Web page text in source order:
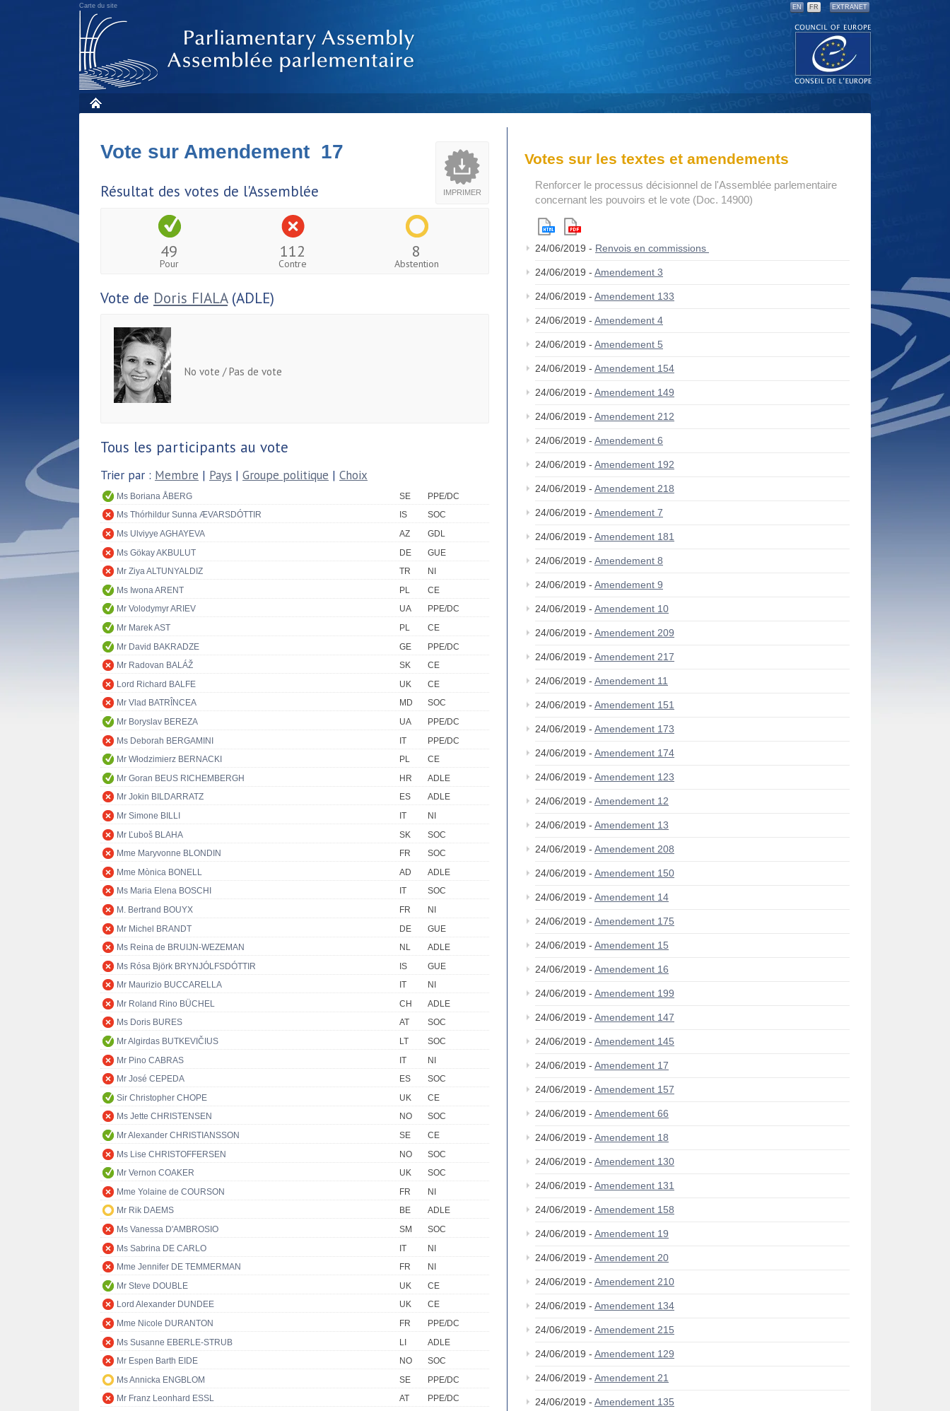
Carte du site EN FR EXTRANET
IMPRIMER
Vote sur Amendement 17
Résultat des votes de l'Assemblée
49
Pour
112
Contre
8
Abstention
Vote de Doris FIALA(ADLE)
No vote / Pas de vote
Tous les participants au vote
Trier par : Membre | Pays | Groupe politique | Choix
Ms Boriana ÅBERG SE
PPE/DC
Ms Thórhildur Sunna ÆVARSDÓTTIR
IS
SOC
Ms Ulviyye AGHAYEVA
AZ
GDL
Ms Gökay AKBULUT
DE
GUE
Mr Ziya ALTUNYALDIZ
TR
NI
Ms Iwona ARENT
PL
CE
Mr Volodymyr ARIEV
UA
PPE/DC
Mr Marek AST
PL
CE
Mr David BAKRADZE
GE
PPE/DC
Mr Radovan BALÁŽ
SK
CE
Lord Richard BALFE
UK
CE
Mr Vlad BATRÎNCEA
MD
SOC
Mr Boryslav BEREZA
UA
PPE/DC
Ms Deborah BERGAMINI
IT
PPE/DC
Mr Włodzimierz BERNACKI
PL
CE
Mr Goran BEUS RICHEMBERGH
HR
ADLE
Mr Jokin BILDARRATZ
ES
ADLE
Mr Simone BILLI
IT
NI
Mr Ľuboš BLAHA
SK
SOC
Mme Maryvonne BLONDIN
FR
SOC
Mme Mònica BONELL
AD
ADLE
Ms Maria Elena BOSCHI
IT
SOC
M. Bertrand BOUYX
FR
NI
Mr Michel BRANDT
DE
GUE
Ms Reina de BRUIJN-WEZEMAN
NL
ADLE
Ms Rósa Björk BRYNJÓLFSDÓTTIR
IS
GUE
Mr Maurizio BUCCARELLA
IT
NI
Mr Roland Rino BÜCHEL
CH
ADLE
Ms Doris BURES
AT
SOC
Mr Algirdas BUTKEVIČIUS
LT
SOC
Mr Pino CABRAS
IT
NI
Mr José CEPEDA
ES
SOC
Sir Christopher CHOPE
UK
CE
Ms Jette CHRISTENSEN
NO
SOC
Mr Alexander CHRISTIANSSON
SE
CE
Ms Lise CHRISTOFFERSEN
NO
SOC
Mr Vernon COAKER
UK
SOC
Mme Yolaine de COURSON
FR
NI
Mr Rik DAEMS
BE
ADLE
Ms Vanessa D'AMBROSIO
SM
SOC
Ms Sabrina DE CARLO
IT
NI
Mme Jennifer DE TEMMERMAN
FR
NI
Mr Steve DOUBLE
UK
CE
Lord Alexander DUNDEE
UK
CE
Mme Nicole DURANTON
FR
PPE/DC
Ms Susanne EBERLE-STRUB
LI
ADLE
Mr Espen Barth EIDE
NO
SOC
Ms Annicka ENGBLOM
SE
PPE/DC
Mr Franz Leonhard ESSL
AT
PPE/DC
Votes sur les textes et amendements
Renforcer le processus décisionnel de l'Assemblée parlementaire
concernant les pouvoirs et le vote (Doc. 14900)
24/06/2019 - Renvois en commissions
24/06/2019 - Amendement 3
24/06/2019 - Amendement 133
24/06/2019 - Amendement 4
24/06/2019 - Amendement 5
24/06/2019 - Amendement 154
24/06/2019 - Amendement 149
24/06/2019 - Amendement 212
24/06/2019 - Amendement 6
24/06/2019 - Amendement 192
24/06/2019 - Amendement 218
24/06/2019 - Amendement 7
24/06/2019 - Amendement 181
24/06/2019 - Amendement 8
24/06/2019 - Amendement 9
24/06/2019 - Amendement 10
24/06/2019 - Amendement 209
24/06/2019 - Amendement 217
24/06/2019 - Amendement 11
24/06/2019 - Amendement 151
24/06/2019 - Amendement 173
24/06/2019 - Amendement 174
24/06/2019 - Amendement 123
24/06/2019 - Amendement 12
24/06/2019 - Amendement 13
24/06/2019 - Amendement 208
24/06/2019 - Amendement 150
24/06/2019 - Amendement 14
24/06/2019 - Amendement 175
24/06/2019 - Amendement 15
24/06/2019 - Amendement 16
24/06/2019 - Amendement 199
24/06/2019 - Amendement 147
24/06/2019 - Amendement 145
24/06/2019 - Amendement 17
24/06/2019 - Amendement 157
24/06/2019 - Amendement 66
24/06/2019 - Amendement 18
24/06/2019 - Amendement 130
24/06/2019 - Amendement 131
24/06/2019 - Amendement 158
24/06/2019 - Amendement 19
24/06/2019 - Amendement 20
24/06/2019 - Amendement 210
24/06/2019 - Amendement 134
24/06/2019 - Amendement 215
24/06/2019 - Amendement 129
24/06/2019 - Amendement 21
24/06/2019 - Amendement 135